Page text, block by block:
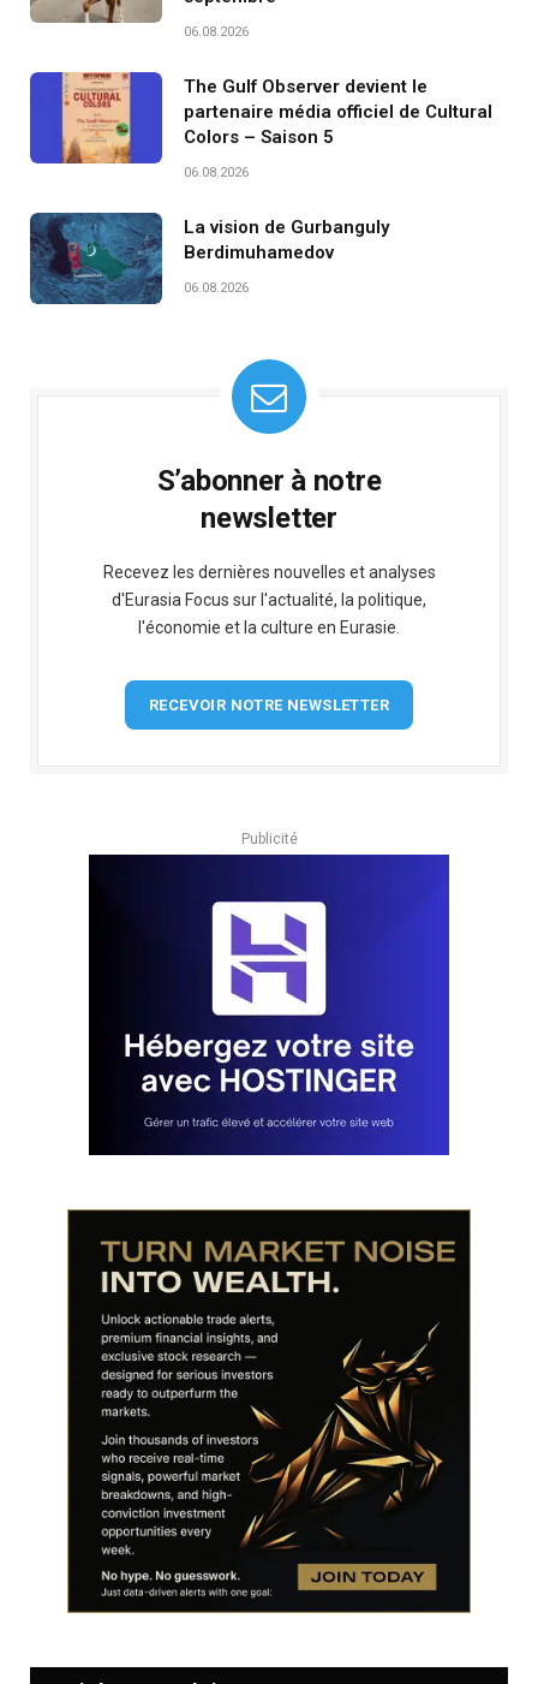
06.08.2026
The Gulf Observer devient le
partenaire média officiel de Cultural
Colors – Saison 5
06.08.2026
La vision de Gurbanguly
Berdimuhamedov
06.08.2026
S’abonner à notre
newsletter
Recevez les dernières nouvelles et analyses
d'Eurasia Focus sur l'actualité, la politique,
l'économie et la culture en Eurasie.
RECEVOIR NOTRE NEWSLETTER
Publicité